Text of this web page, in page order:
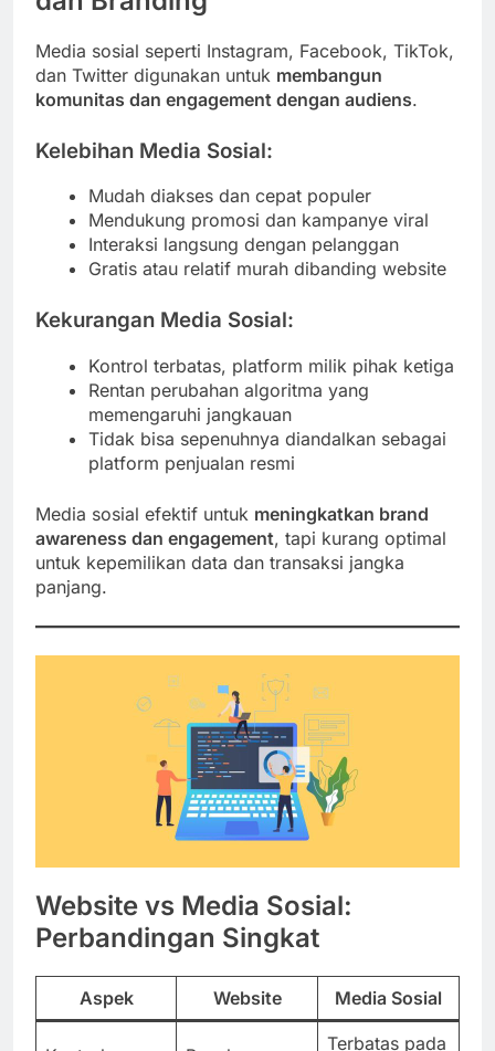
Media sosial seperti Instagram, Facebook, TikTok,
dan Twitter digunakan untuk membangun
komunitas dan engagement dengan audiens.
Kelebihan Media Sosial:
Mudah diakses dan cepat populer
Mendukung promosi dan kampanye viral
Interaksi langsung dengan pelanggan
Gratis atau relatif murah dibanding website
Kekurangan Media Sosial:
Kontrol terbatas, platform milik pihak ketiga
Rentan perubahan algoritma yang
memengaruhi jangkauan
Tidak bisa sepenuhnya diandalkan sebagai
platform penjualan resmi
Media sosial efektif untuk meningkatkan brand
awareness dan engagement, tapi kurang optimal
untuk kepemilikan data dan transaksi jangka
panjang.
Website vs Media Sosial:
Perbandingan Singkat
Aspek Website Media Sosial
Terbatas pada